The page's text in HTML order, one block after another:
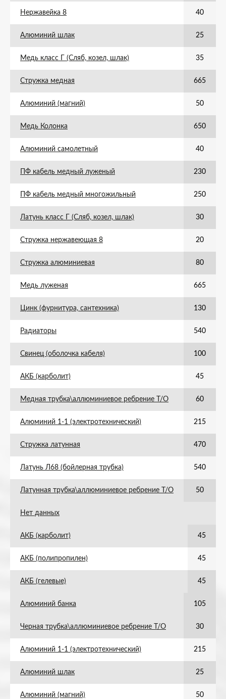
Нержавейка 8 40
Алюминий шлак 25
Медь класс Г (Сляб, козел, шлак) 35
Стружка медная 665
Алюминий (магний) 50
Медь Колонка 650
Алюминий самолетный 40
ПФ кабель медный луженый 230
ПФ кабель медный многожильный 250
Латунь класс Г (Сляб, козел, шлак) 30
Стружка нержавеющая 8 20
Стружка алюминиевая 80
Медь луженая 665
Цинк (фурнитура, сантехника) 130
Радиаторы 540
Свинец (оболочка кабеля) 100
АКБ (карболит) 45
Медная трубка\аллюминиевое ребрение Т/О 60
Алюминий 1-1 (электротехнический) 215
Стружка латунная 470
Латунь Л68 (бойлерная трубка) 540
Латунная трубка\аллюминиевое ребрение Т/О 50
Нет данных
АКБ (карболит) 45
АКБ (полипропилен) 45
АКБ (гелевые) 45
Алюминий банка 105
Черная трубка\аллюминиевое ребрение Т/О 30
Алюминий 1-1 (электротехнический) 215
Алюминий шлак 25
Алюминий (магний) 50